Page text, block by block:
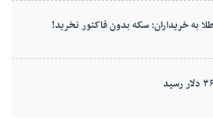
به خریداران: سکه بدون فاکتور نخرید!